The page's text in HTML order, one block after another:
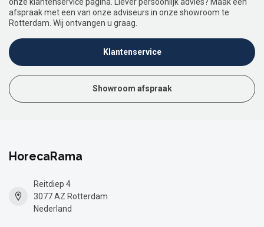
afspraak met een van onze adviseurs in onze showroom te
Rotterdam. Wij ontvangen u graag.
Klantenservice
Showroom afspraak
HorecaRama
Reitdiep 4
3077 AZ Rotterdam
Nederland